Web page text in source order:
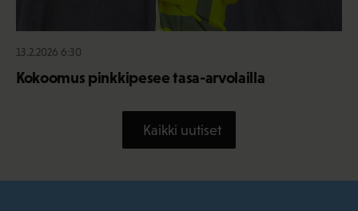
13.2.2026 6:30
Kokoomus pinkkipesee tasa-arvolailla
Kaikki uutiset